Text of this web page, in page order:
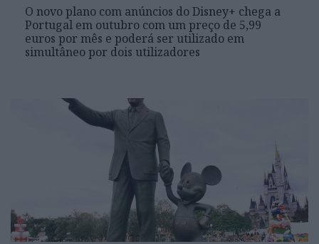
O novo plano com anúncios do Disney+ chega a
Portugal em outubro com um preço de 5,99
euros por mês e poderá ser utilizado em
simultâneo por dois utilizadores